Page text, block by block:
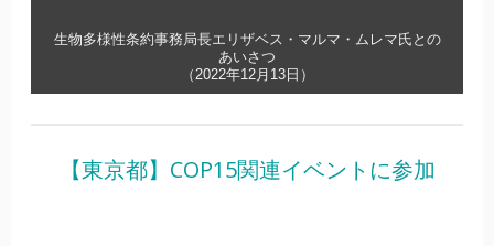
生物多様性条約事務局長エリザベス・マルマ・ムレマ氏との
あいさつ
（2022年12月13日）
【東京都】COP15関連イベントに参加